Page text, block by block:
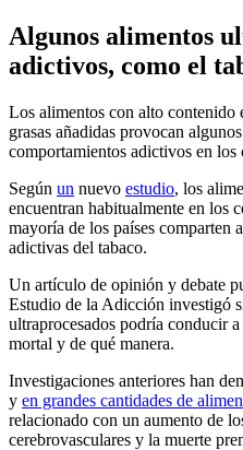
Algunos alimentos
adictivos, como el
Los alimentos con alto contenido
grasas añadidas provocan
comportamientos adictivos en los
Según un nuevo estudio, los
encuentran habitualmente en los
mayoría de los países comparten
adictivas del tabaco.
Un artículo de opinión y debate
Estudio de la Adicción investigó
ultraprocesados podría conducir
mortal y de qué manera.
Investigaciones anteriores han
y en grandes cantidades de
relacionado con un aumento de
cerebrovasculares y la muerte